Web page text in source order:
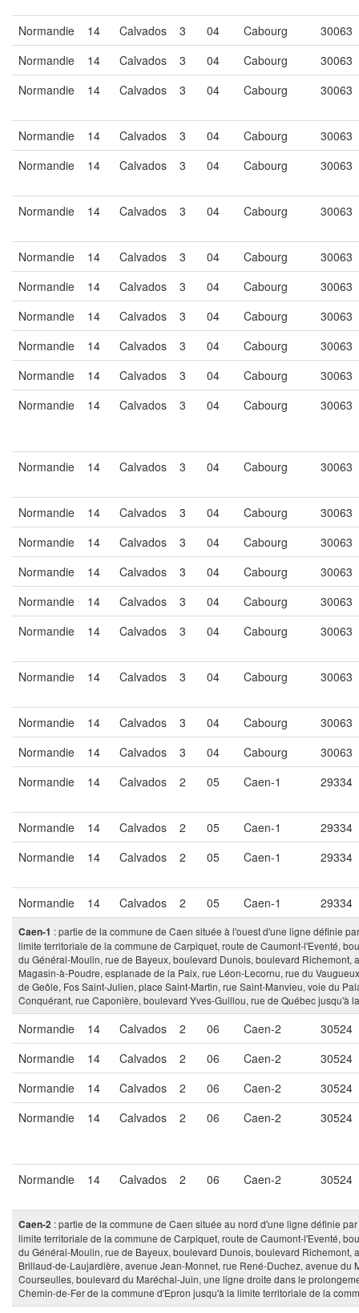
Normandie 14 Calvados 3 04 Cabourg
30063
Normandie
14 Calvados 3 04 Cabourg
30063
Normandie
14 Calvados 3 04 Cabourg 30063
Normandie 14 Calvados 3 04 Cabourg
30063
Normandie
14 Calvados 3 04 Cabourg 30063
Normandie 14 Calvados 3 04 Cabourg 30063
Normandie 14 Calvados 3 04 Cabourg
30063
Normandie
14 Calvados 3 04 Cabourg
30063
Normandie
14 Calvados 3 04 Cabourg
30063
Normandie
14 Calvados 3 04 Cabourg
30063
Normandie
14 Calvados 3 04 Cabourg
30063
Normandie
14 Calvados 3 04 Cabourg 30063
Normandie 14 Calvados 3 04 Cabourg 30063
Normandie 14 Calvados 3 04 Cabourg
30063
Normandie
14 Calvados 3 04 Cabourg
30063
Normandie
14 Calvados 3 04 Cabourg
30063
Normandie
14 Calvados 3 04 Cabourg
30063
Normandie
14 Calvados 3 04 Cabourg 30063
Normandie 14 Calvados 3 04 Cabourg 30063
Normandie 14 Calvados 3 04 Cabourg
30063
Normandie
14 Calvados 3 04 Cabourg
30063
Normandie
14 Calvados 2 05 Caen-1 29334
Normandie 14 Calvados 2 05 Caen-1
29334
Normandie
14 Calvados 2 05 Caen-1 29334
Normandie 14 Calvados 2 05 Caen-1 29334
Caen-1 : partie de la commune de Caen située à l'ouest d'une ligne définie
limite territoriale de la commune de Carpiquet, route de Caumont-l'Eventé,
du Général-Moulin, rue de Bayeux, boulevard Dunois, boulevard Richemont,
Magasin-à-Poudre, esplanade de la Paix, rue Léon-Lecornu, rue du
de Geôle, Fos Saint-Julien, place Saint-Martin, rue Saint-Manvieu, voie du
Conquérant, rue Caponière, boulevard Yves-Guillou, rue de Québec jusqu'à
Normandie 14 Calvados 2 06 Caen-2
30524
Normandie
14 Calvados 2 06 Caen-2
30524
Normandie
14 Calvados 2 06 Caen-2
30524
Normandie
14 Calvados 2 06 Caen-2 30524
Normandie 14 Calvados 2 06 Caen-2 30524
Caen-2 : partie de la commune de Caen située au nord d'une ligne définie
limite territoriale de la commune de Carpiquet, route de Caumont-l'Eventé,
du Général-Moulin, rue de Bayeux, boulevard Dunois, boulevard
Brillaud-de-Laujardière, avenue Jean-Monnet, rue René-Duchez, avenue du
Courseulles, boulevard du Maréchal-Juin, une ligne droite dans le
Chemin-de-Fer de la commune d'Epron jusqu'à la limite territoriale de la